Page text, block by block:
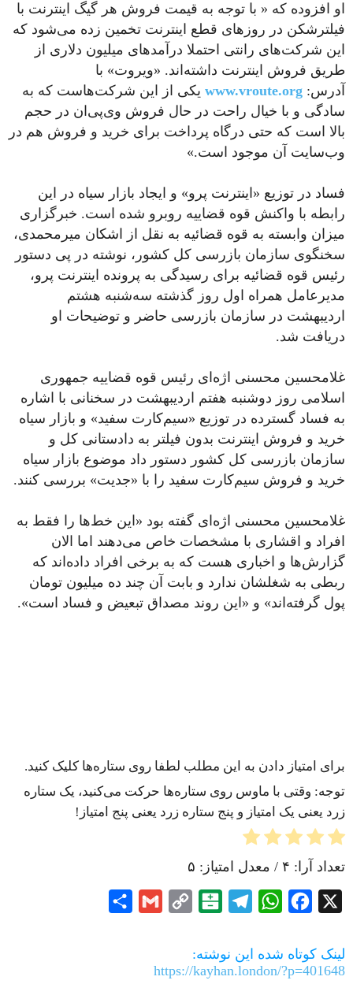
او افزوده که « با توجه به قیمت فروش هر گیگ اینترنت با
فیلترشکن در روزهای قطع اینترنت تخمین زده می‌شود که
این شرکت‌های رانتی احتملا درآمدهای میلیون دلاری از
طریق فروش اینترنت داشته‌اند. «ویروت» با
آدرس: www.vroute.org یکی از این شرکت‌هاست که به
سادگی و با خیال راحت در حال فروش وی‌پی‌ان در حجم
بالا است که حتی درگاه پرداخت برای خرید و فروش هم در
وب‌سایت آن موجود است.»
فساد در توزیع «اینترنت پرو» و ایجاد بازار سیاه در این
رابطه با واکنش قوه قضاییه روبرو شده است. خبرگزاری
میزان وابسته به قوه قضائیه به نقل از اشکان میرمحمدی،
سخنگوی سازمان بازرسی کل کشور، نوشته در پی دستور
رئیس قوه قضائیه برای رسیدگی به پرونده اینترنت پرو،
مدیرعامل همراه اول روز گذشته سه‌شنبه هشتم
اردیبهشت در سازمان بازرسی حاضر و توضیحات او
دریافت شد.
غلامحسین محسنی اژه‌ای رئیس قوه قضاییه جمهوری
اسلامی روز دوشنبه هفتم اردیبهشت در سخنانی با اشاره
به فساد گسترده در توزیع «سیم‌کارت سفید» و بازار سیاه
خرید و فروش اینترنت بدون فیلتر به دادستانی کل و
سازمان بازرسی کل کشور دستور داد موضوع بازار سیاه
خرید و فروش سیم‌کارت سفید را با «جدیت» بررسی کنند.
غلامحسین محسنی اژه‌ای گفته بود «این خط‌ها را فقط به
افراد و اقشاری با مشخصات خاص می‌دهند اما الان
گزارش‌ها و اخباری هست که به برخی افراد داده‌اند که
ربطی به شغلشان ندارد و بابت آن چند ده میلیون تومان
پول گرفته‌اند» و «این روند مصداق تبعیض و فساد است».
برای امتیاز دادن به این مطلب لطفا روی ستاره‌ها کلیک کنید.
توجه: وقتی با ماوس روی ستاره‌ها حرکت می‌کنید، یک ستاره
زرد یعنی یک امتیاز و پنج ستاره زرد یعنی پنج امتیاز!
تعداد آرا: ۴ / معدل امتیاز: ۵
X
Facebook
WhatsApp
Telegram
Balatarin
Copy
Gmail
لینک کوتاه شده این نوشته:
https://kayhan.london/?p=401648